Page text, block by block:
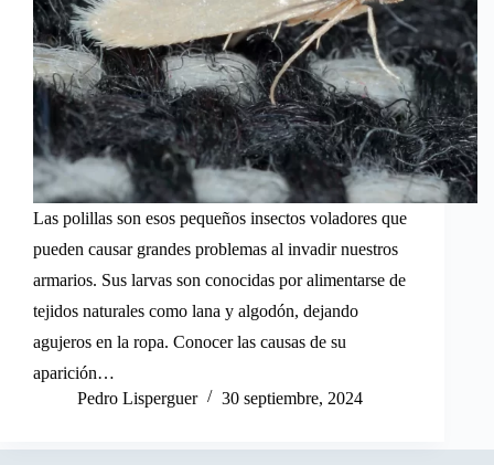
Las polillas son esos pequeños insectos voladores que
pueden causar grandes problemas al invadir nuestros
armarios. Sus larvas son conocidas por alimentarse de
tejidos naturales como lana y algodón, dejando
agujeros en la ropa. Conocer las causas de su
aparición…
Pedro Lisperguer
30 septiembre, 2024